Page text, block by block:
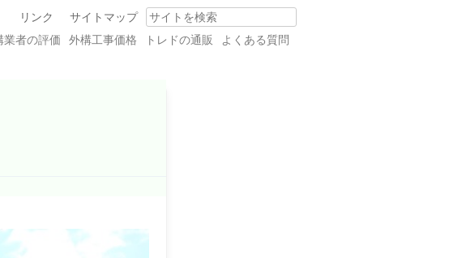
Search
サイトマップ
リンク
業者の評価 外構工事価格 トレドの通販 よくある質問